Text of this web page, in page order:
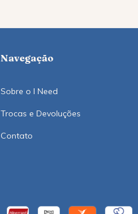
Navegação
Sobre o I Need
Trocas e Devoluções
Contato